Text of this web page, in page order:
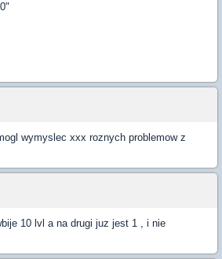
wymyslec xxx roznych problemow z
10 lvl a na drugi juz jest 1 , i nie